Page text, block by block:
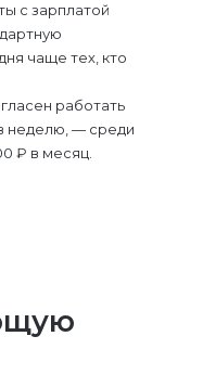
с зарплатой
чаще тех, кто
работать
неделю, — среди
₽ в месяц.